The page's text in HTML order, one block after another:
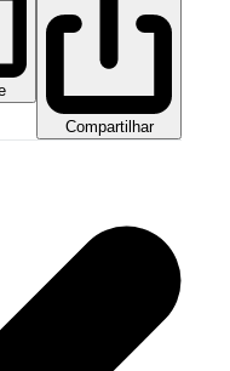
Compartilhar